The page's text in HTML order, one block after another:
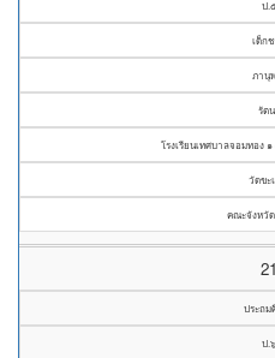
ป.
เด็ก
ภานุ
รัต
โรงเรียนเทศบาลจอมทอง
วัดขะ
คณะจังหวัด
21
ประถม
ป.๖